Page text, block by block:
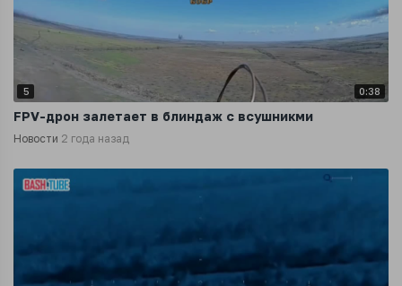
5 0:38
FPV-дрон залетает в блиндаж с всушникми
Новости 2 года назад